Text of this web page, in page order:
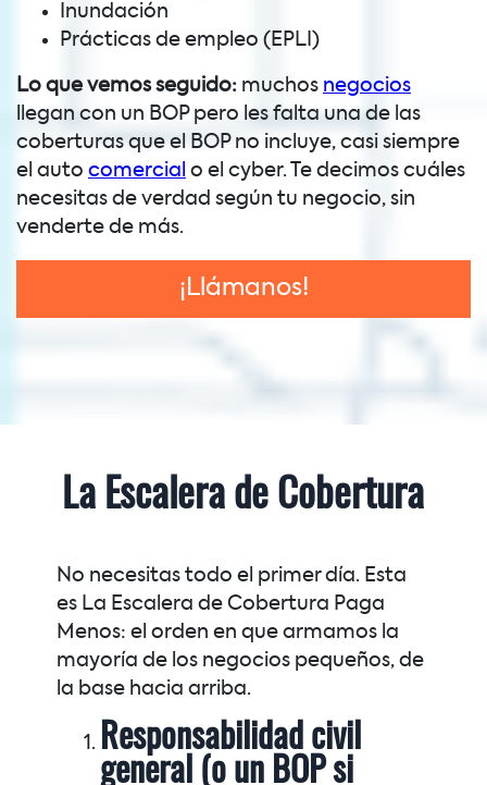
Inundación
Prácticas de empleo (EPLI)
Lo que vemos seguido: muchos negocios
llegan con un BOP pero les falta una de las
coberturas que el BOP no incluye, casi siempre
el auto comercial o el cyber. Te decimos cuáles
necesitas de verdad según tu negocio, sin
venderte de más.
¡Llámanos!
La Escalera de Cobertura
No necesitas todo el primer día. Esta
es La Escalera de Cobertura Paga
Menos: el orden en que armamos la
mayoría de los negocios pequeños, de
la base hacia arriba.
Responsabilidad civil
general (o un BOP si